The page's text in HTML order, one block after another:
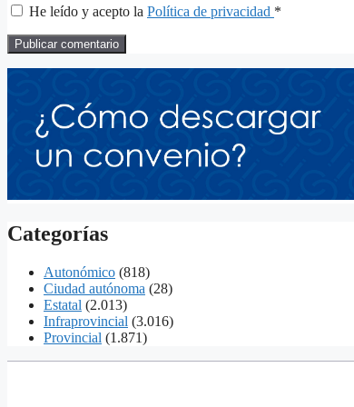
He leído y acepto la Política de privacidad *
Categorías
Autonómico (818)
Ciudad autónoma (28)
Estatal (2.013)
Infraprovincial (3.016)
Provincial (1.871)